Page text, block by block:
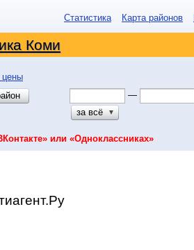
Статистика Карта районов
Коми
цены
—
за всё
▼
или «Одноклассниках»